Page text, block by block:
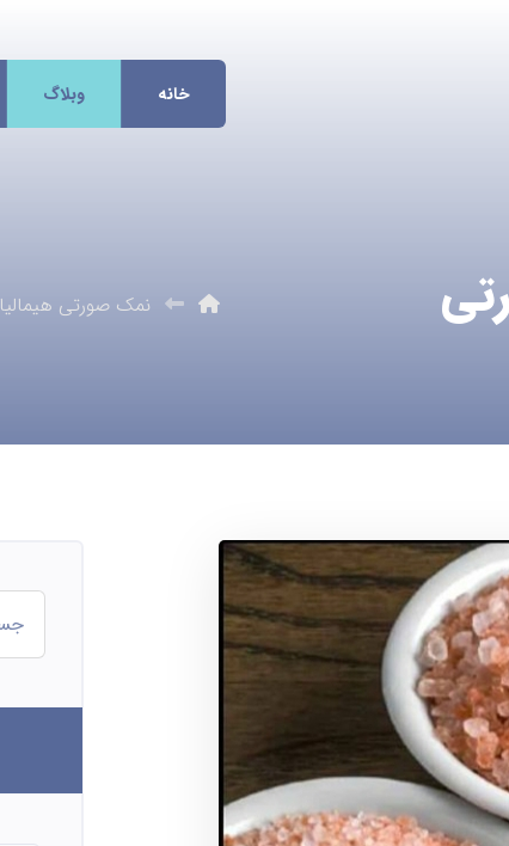
خانه وبلاگ
نمک صورتی هیمالیا